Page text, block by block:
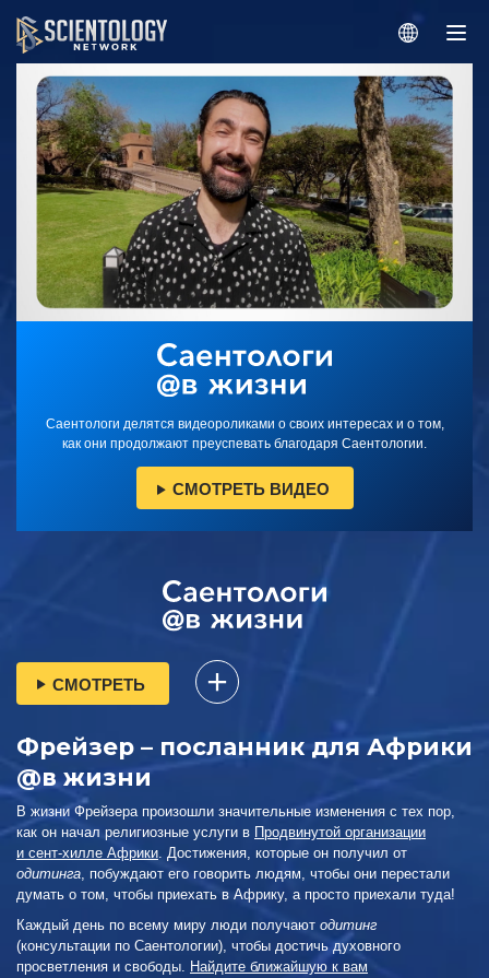
Саентологи делятся видеороликами о своих интересах и о том,
как они продолжают преуспевать благодаря Саентологии.
СМОТРЕТЬ ВИДЕО
СМОТРЕТЬ
Фрейзер – посланник для Африки
@в жизни
В жизни Фрейзера произошли значительные изменения с тех пор,
как он начал религиозные услуги в Продвинутой организации
и сент-хилле Африки . Достижения, которые он получил от
одитинга , побуждают его говорить людям, чтобы они перестали
думать о том, чтобы приехать в Африку, а просто приехали туда!
Каждый день по всему миру люди получают одитинг
(консультации по Саентологии), чтобы достичь духовного
просветления и свободы. Найдите ближайшую к вам